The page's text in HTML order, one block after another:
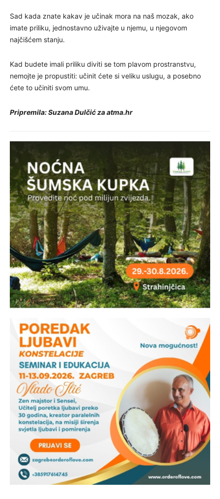
Sad kada znate kakav je učinak mora na naš mozak, ako
imate priliku, jednostavno uživajte ​​u njemu, u njegovom
najčišćem stanju.
Kad budete imali priliku diviti se tom plavom prostranstvu,
nemojte je propustiti: učinit ćete si veliku uslugu, a posebno
ćete to učiniti svom umu.
Pripremila: Suzana Dulčić za atma.hr